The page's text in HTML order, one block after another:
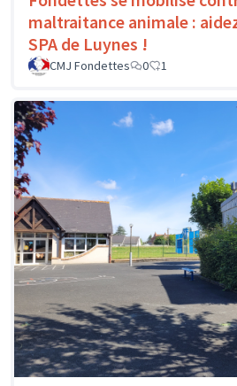
maltraitance animale :
SPA de Luynes !
CMJ Fondettes 0 1